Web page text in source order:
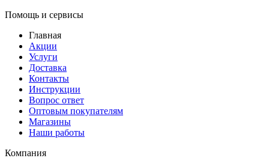
Помощь и сервисы
Главная
Акции
Услуги
Доставка
Контакты
Инструкции
Вопрос ответ
Оптовым покупателям
Магазины
Наши работы
Компания